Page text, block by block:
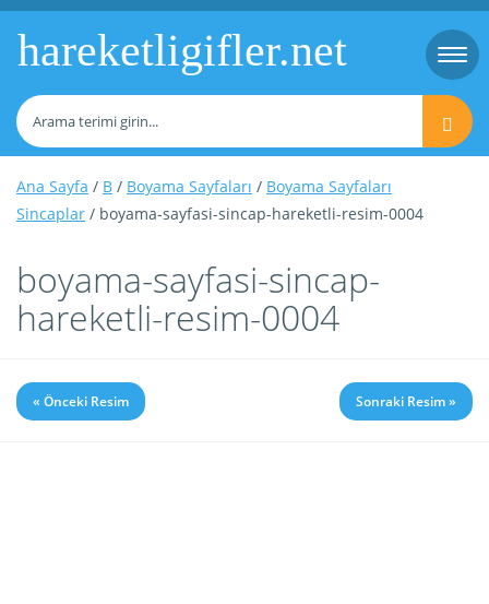
hareketligifler.net
Ana Sayfa / B / Boyama Sayfaları / Boyama Sayfaları
Sincaplar / boyama-sayfasi-sincap-hareketli-resim-0004
boyama-sayfasi-sincap-
hareketli-resim-0004
« Önceki Resim Sonraki Resim »